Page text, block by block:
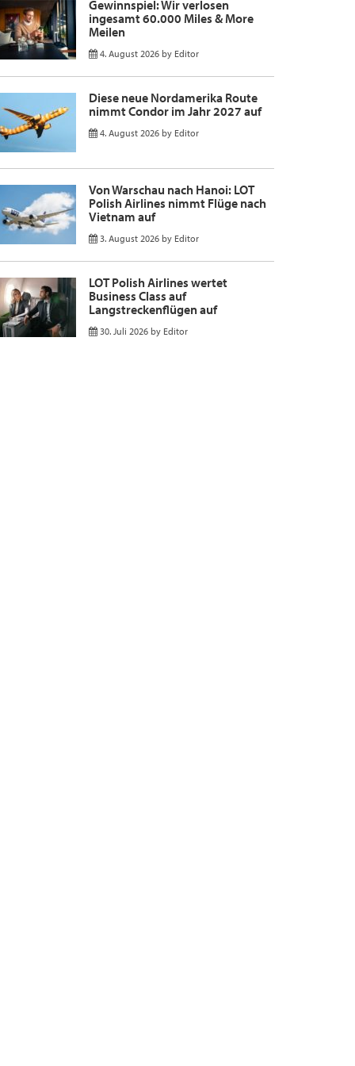
Gewinnspiel: Wir verlosen
ingesamt 60.000 Miles & More
Meilen
4. August 2026 by Editor
Diese neue Nordamerika Route
nimmt Condor im Jahr 2027 auf
4. August 2026 by Editor
Von Warschau nach Hanoi: LOT
Polish Airlines nimmt Flüge nach
Vietnam auf
3. August 2026 by Editor
LOT Polish Airlines wertet
Business Class auf
Langstreckenflügen auf
30. Juli 2026 by Editor